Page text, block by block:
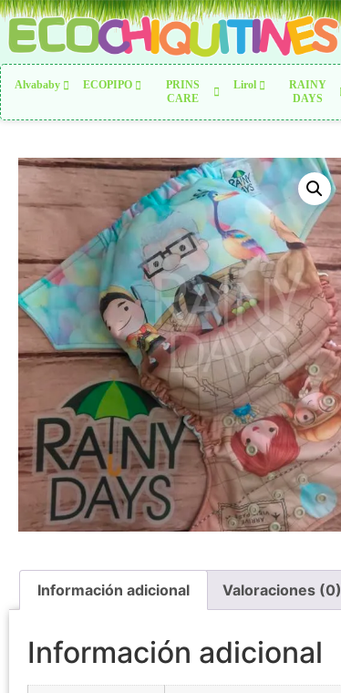
Alvababy ECOPIPO
PRINS
CARE
Lirol
RAINY
DAYS
Información adicional Valoraciones (0)
Información adicional